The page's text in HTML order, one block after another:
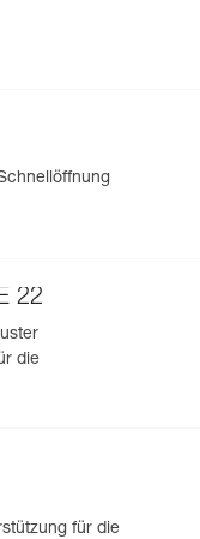
22
die
für die